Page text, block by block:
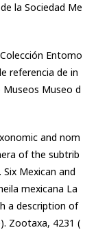
la Sociedad Me
Entomo
referencia de in
Museo d
and nom
of the subtrib
Mexican and
mexicana La
a description of
Zootaxa, 4231 (